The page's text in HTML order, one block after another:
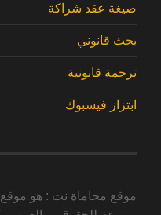
صيغة عقد شراكة
بحث قانوني
ترجمة قانونية
ابتزاز فيسبوك
موقع محاماة نت : هو